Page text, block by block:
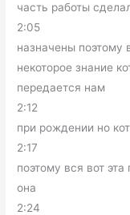
часть работы
2:05
назначены поэтому
некоторое знание
передается нам
2:12
при рождении но
2:17
поэтому вся вот
она
2:24